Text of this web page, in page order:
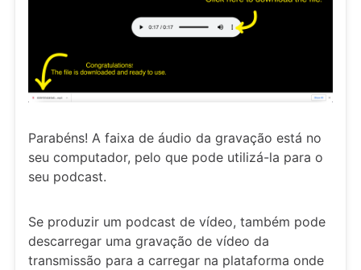
Parabéns! A faixa de áudio da gravação está no
seu computador, pelo que pode utilizá-la para o
seu podcast.
Se produzir um podcast de vídeo, também pode
descarregar uma gravação de vídeo da
transmissão para a carregar na plataforma onde